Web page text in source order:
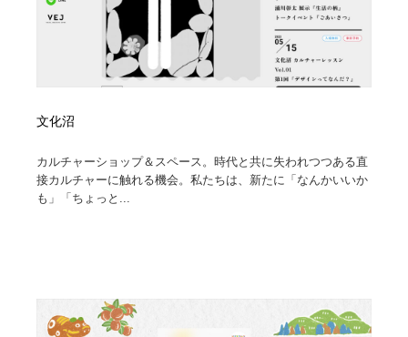
文化沼
カルチャーショップ＆スペース。時代と共に失われつつある直
接カルチャーに触れる機会。私たちは、新たに「なんかいいか
も」「ちょっと...